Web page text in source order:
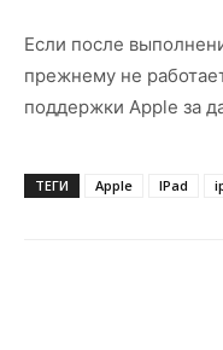
Если после
прежнему не
поддержки Apple за
ТЕГИ Apple IPad